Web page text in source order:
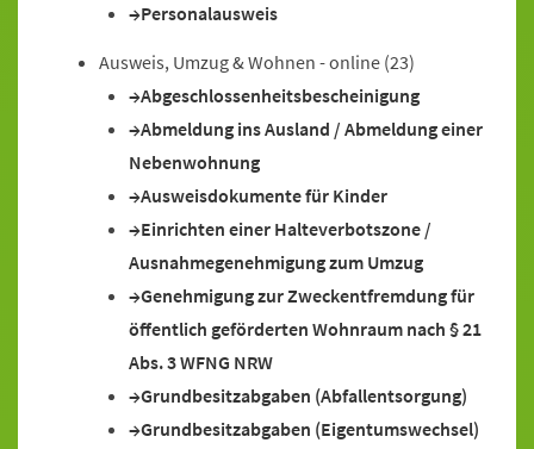
Personalausweis
Ausweis, Umzug & Wohnen - online (23)
Abgeschlossenheitsbescheinigung
Abmeldung ins Ausland / Abmeldung einer
Nebenwohnung
Ausweisdokumente für Kinder
Einrichten einer Halteverbotszone /
Ausnahmegenehmigung zum Umzug
Genehmigung zur Zweckentfremdung für
öffentlich geförderten Wohnraum nach § 21
Abs. 3 WFNG NRW
Grundbesitzabgaben (Abfallentsorgung)
Grundbesitzabgaben (Eigentumswechsel)